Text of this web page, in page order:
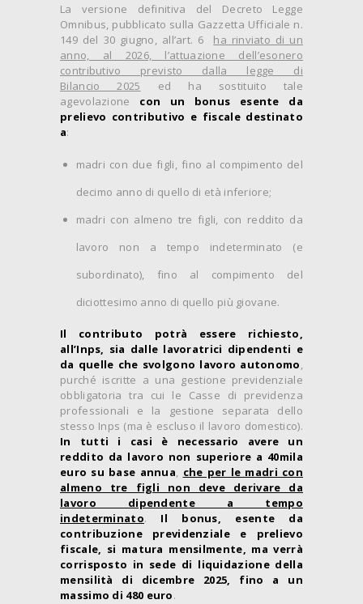
La versione definitiva del Decreto Legge
Omnibus, pubblicato sulla Gazzetta Ufficiale n.
149 del 30 giugno, all’art. 6 ha rinviato di un
anno, al 2026, l’attuazione dell’esonero
contributivo previsto dalla legge di
Bilancio 2025 ed ha sostituito tale
agevolazione con un bonus esente da
prelievo contributivo e fiscale destinato
a:
madri con due figli, fino al compimento del
decimo anno di quello di età inferiore;
madri con almeno tre figli, con reddito da
lavoro non a tempo indeterminato (e
subordinato), fino al compimento del
diciottesimo anno di quello più giovane.
Il contributo potrà essere richiesto,
all’Inps, sia dalle lavoratrici dipendenti e
da quelle che svolgono lavoro autonomo,
purché iscritte a una gestione previdenziale
obbligatoria tra cui le Casse di previdenza
professionali e la gestione separata dello
stesso Inps (ma è escluso il lavoro domestico).
In tutti i casi è necessario avere un
reddito da lavoro non superiore a 40mila
euro su base annua, che per le madri con
almeno tre figli non deve derivare da
lavoro dipendente a tempo
indeterminato. Il bonus, esente da
contribuzione previdenziale e prelievo
fiscale, si matura mensilmente, ma verrà
corrisposto in sede di liquidazione della
mensilità di dicembre 2025, fino a un
massimo di 480 euro.